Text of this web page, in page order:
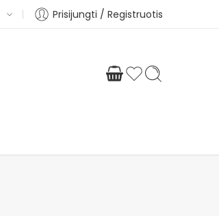
Prisijungti / Registruotis